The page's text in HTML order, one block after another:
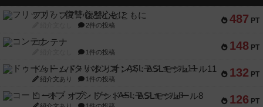
487 PT
フリップ７：復讐心とともに
2件の投稿
148 PT
コンテナ
1件の投稿
132 PT
ドゥームド・バタリオンズ：ASLモジュール11
紹介文あり 1件の投稿
126 PT
コード・オブ・ブシドー：ASLモジュール8